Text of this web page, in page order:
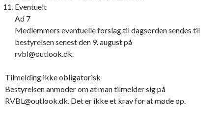
Eventuelt
Ad 7
Medlemmers eventuelle forslag til dagsorden sendes til
bestyrelsen senest den 9. august på
rvbl@outlook.dk.
Tilmelding ikke obligatorisk
Bestyrelsen anmoder om at man tilmelder sig på
RVBL@outlook.dk. Det er ikke et krav for at møde op.